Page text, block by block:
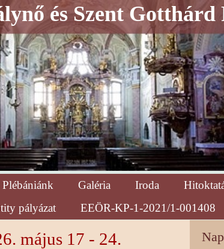
és Szent Gotthárd
Plébániánk Galéria Iroda
pályázat
EEÖR-KP-1-2021/1-001408
május 17 - 24.